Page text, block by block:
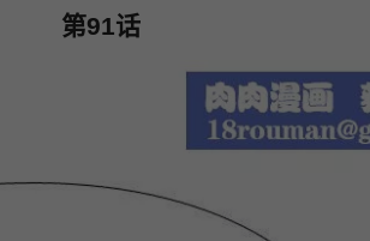
第91话